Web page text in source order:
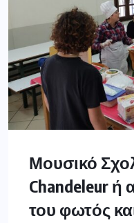
Μουσικό
Chandeleur ή
του φωτός